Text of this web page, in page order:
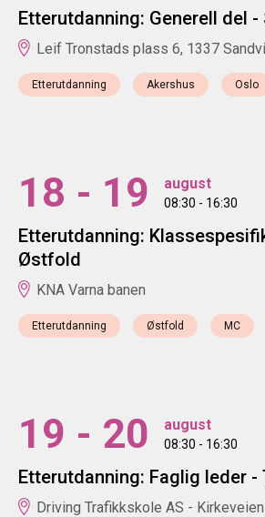
Etterutdanning: Generell del -
Leif Tronstads plass 6, 1337
Etterutdanning Akershus Oslo
18 - 19 august
08:30 - 16:30
Etterutdanning:
Østfold
KNA Varna banen
Etterutdanning Østfold MC
19 - 20 august
08:30 - 16:30
Etterutdanning: Faglig leder -
Driving Trafikkskole AS -